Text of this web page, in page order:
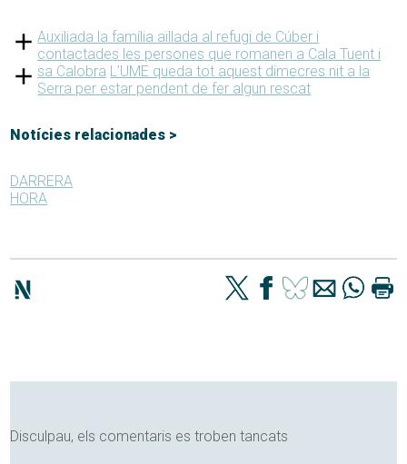
Auxiliada la família aïllada al refugi de Cúber i
contactades les persones que romanen a Cala Tuent i
sa Calobra L’UME queda tot aquest dimecres nit a la
Serra per estar pendent de fer algun rescat
Notícies relacionades >
DARRERA
HORA
Disculpau, els comentaris es troben tancats